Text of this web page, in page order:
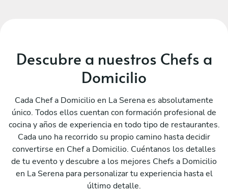
Descubre a nuestros Chefs a
Domicilio
Cada Chef a Domicilio en La Serena es absolutamente
único. Todos ellos cuentan con formación profesional de
cocina y años de experiencia en todo tipo de restaurantes.
Cada uno ha recorrido su propio camino hasta decidir
convertirse en Chef a Domicilio. Cuéntanos los detalles
de tu evento y descubre a los mejores Chefs a Domicilio
en La Serena para personalizar tu experiencia hasta el
último detalle.